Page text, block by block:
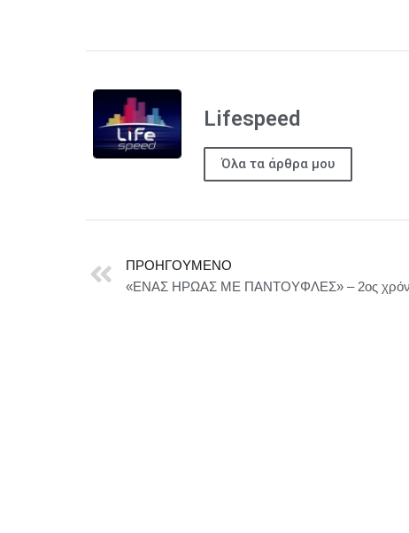
Lifespeed
Όλα τα άρθρα μου
ΠΡΟΗΓΟΎΜΕΝΟ